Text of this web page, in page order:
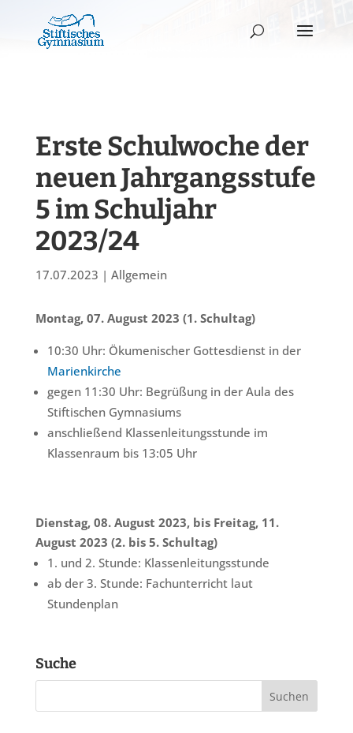
Erste Schulwoche der
neuen Jahrgangsstufe
5 im Schuljahr
2023/24
17.07.2023 | Allgemein
Montag, 07. August 2023 (1. Schultag)
10:30 Uhr: Ökumenischer Gottesdienst in der
Marienkirche
gegen 11:30 Uhr: Begrüßung in der Aula des
Stiftischen Gymnasiums
anschließend Klassenleitungsstunde im
Klassenraum bis 13:05 Uhr
Dienstag, 08. August 2023, bis Freitag, 11.
August 2023 (2. bis 5. Schultag)
1. und 2. Stunde: Klassenleitungsstunde
ab der 3. Stunde: Fachunterricht laut
Stundenplan
Suche